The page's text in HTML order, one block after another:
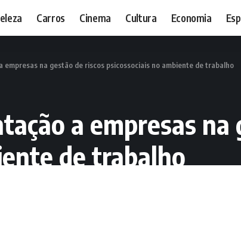
Carros Cinema Cultura Economia
empresas na gestão de riscos psicossociais no ambiente de trabalho
a empresas na
de trabalho